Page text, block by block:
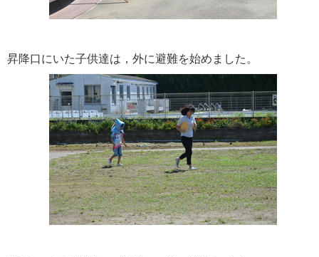
昇降口にいた子供達は，外に避難を始めました。